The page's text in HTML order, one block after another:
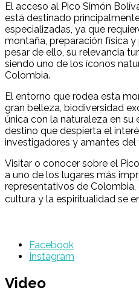
El acceso al Pico Simón
está destinado
especializadas, ya que
montaña, preparación física
pesar de ello, su relevancia
siendo uno de los íconos
Colombia.
El entorno que rodea esta
gran belleza, biodiversidad
única con la naturaleza en su
destino que despierta el
investigadores y amantes
Visitar o conocer sobre el
a uno de los lugares más
representativos de
cultura y la espiritualidad se
Facebook
Instagram
Video